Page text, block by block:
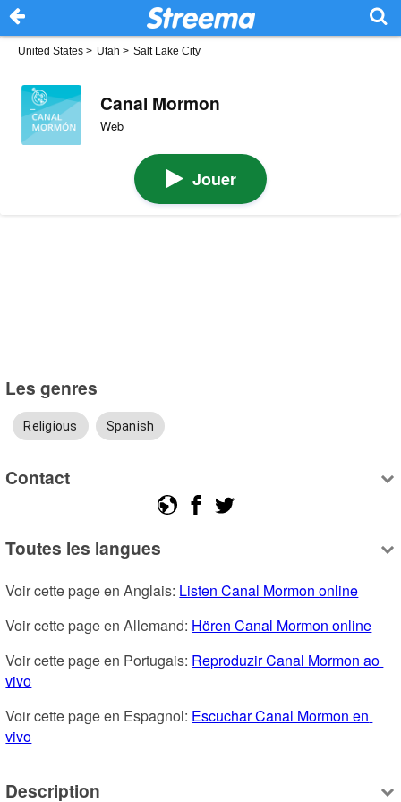
United States > Utah > Salt Lake City
Canal Mormon
Web
Jouer
Les genres
Religious Spanish
Contact
Toutes les langues
Voir cette page en Anglais: Listen Canal Mormon online
Voir cette page en Allemand: Hören Canal Mormon online
Voir cette page en Portugais: Reproduzir Canal Mormon ao
vivo
Voir cette page en Espagnol: Escuchar Canal Mormon en
vivo
Description